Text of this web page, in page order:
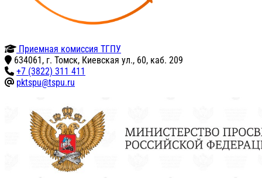
Приемная комиссия ТГПУ
634061, г. Томск, Киевская ул., 60, каб. 209
+7 (3822) 311 411
pktspu@tspu.ru